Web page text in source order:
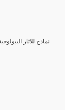
3- نماذج للاثار